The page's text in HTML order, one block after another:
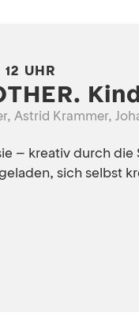
UHR
Astrid Krammer,
– kreativ durch
sich selbst